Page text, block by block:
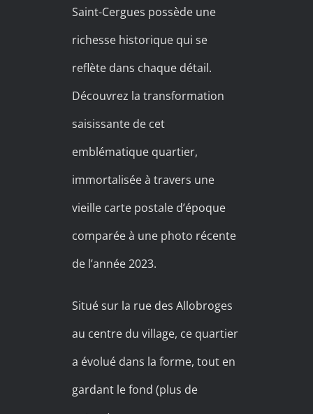
Saint-Cergues possède une
richesse historique qui se
reflète dans chaque détail.
Découvrez la transformation
saisissante de cet
emblématique quartier,
immortalisée à travers une
vieille carte postale d’époque
comparée à une photo récente
de l’année 2023.
Situé sur la rue des Allobroges
au centre du village, ce quartier
a évolué dans la forme, tout en
gardant le fond (plus de